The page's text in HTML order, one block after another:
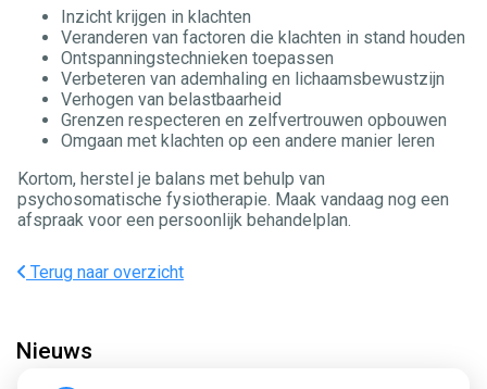
Inzicht krijgen in klachten
Veranderen van factoren die klachten in stand houden
Ontspanningstechnieken toepassen
Verbeteren van ademhaling en lichaamsbewustzijn
Verhogen van belastbaarheid
Grenzen respecteren en zelfvertrouwen opbouwen
Omgaan met klachten op een andere manier leren
Kortom, herstel je balans met behulp van
psychosomatische fysiotherapie. Maak vandaag nog een
afspraak voor een persoonlijk behandelplan.
Terug naar overzicht
Nieuws